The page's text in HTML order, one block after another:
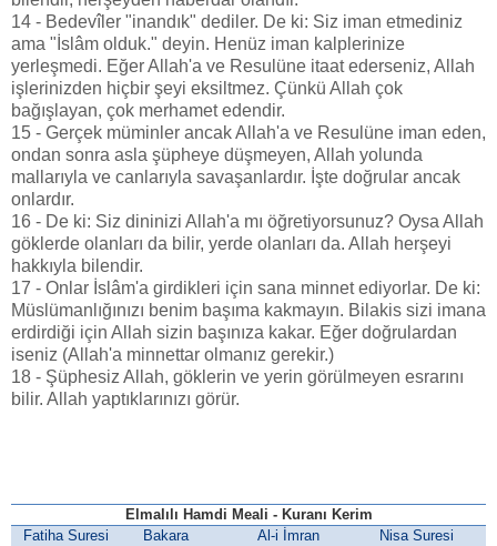
14 - Bedevîler "inandık" dediler. De ki: Siz iman etmediniz
ama "İslâm olduk." deyin. Henüz iman kalplerinize
yerleşmedi. Eğer Allah'a ve Resulüne itaat ederseniz, Allah
işlerinizden hiçbir şeyi eksiltmez. Çünkü Allah çok
bağışlayan, çok merhamet edendir.
15 - Gerçek müminler ancak Allah'a ve Resulüne iman eden,
ondan sonra asla şüpheye düşmeyen, Allah yolunda
mallarıyla ve canlarıyla savaşanlardır. İşte doğrular ancak
onlardır.
16 - De ki: Siz dininizi Allah'a mı öğretiyorsunuz? Oysa Allah
göklerde olanları da bilir, yerde olanları da. Allah herşeyi
hakkıyla bilendir.
17 - Onlar İslâm'a girdikleri için sana minnet ediyorlar. De ki:
Müslümanlığınızı benim başıma kakmayın. Bilakis sizi imana
erdirdiği için Allah sizin başınıza kakar. Eğer doğrulardan
iseniz (Allah'a minnettar olmanız gerekir.)
18 - Şüphesiz Allah, göklerin ve yerin görülmeyen esrarını
bilir. Allah yaptıklarınızı görür.
Elmalılı Hamdi Meali - Kuranı Kerim
Fatiha Suresi
Bakara Al-i İmran Nisa Suresi